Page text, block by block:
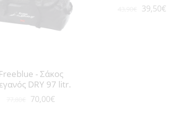
Freeblue - Σάκος
DRY 97 litr.
70,00€
39,50€